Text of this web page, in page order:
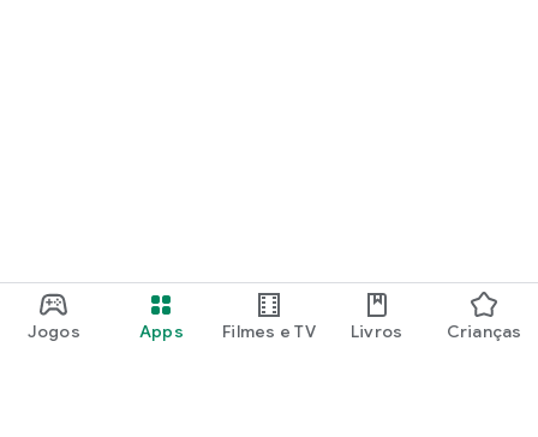
Jogos Apps Filmes e TV Livros Crianças